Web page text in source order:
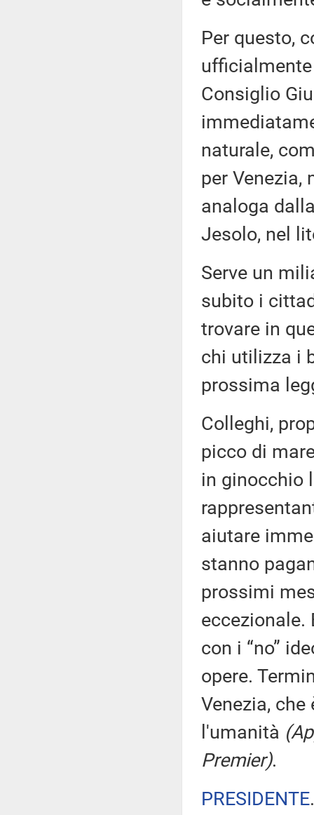
Per questo,
ufficialmente
Consiglio
naturale,
per Venezia,
analoga
Jesolo, nel
Serve un
subito i
trovare in
chi utilizza i
prossima
Colleghi,
picco di
in ginocchio
aiutare
stanno
prossimi
con i “no”
opere.
Venezia,
l'umanità
Premier).
PRESIDENTE